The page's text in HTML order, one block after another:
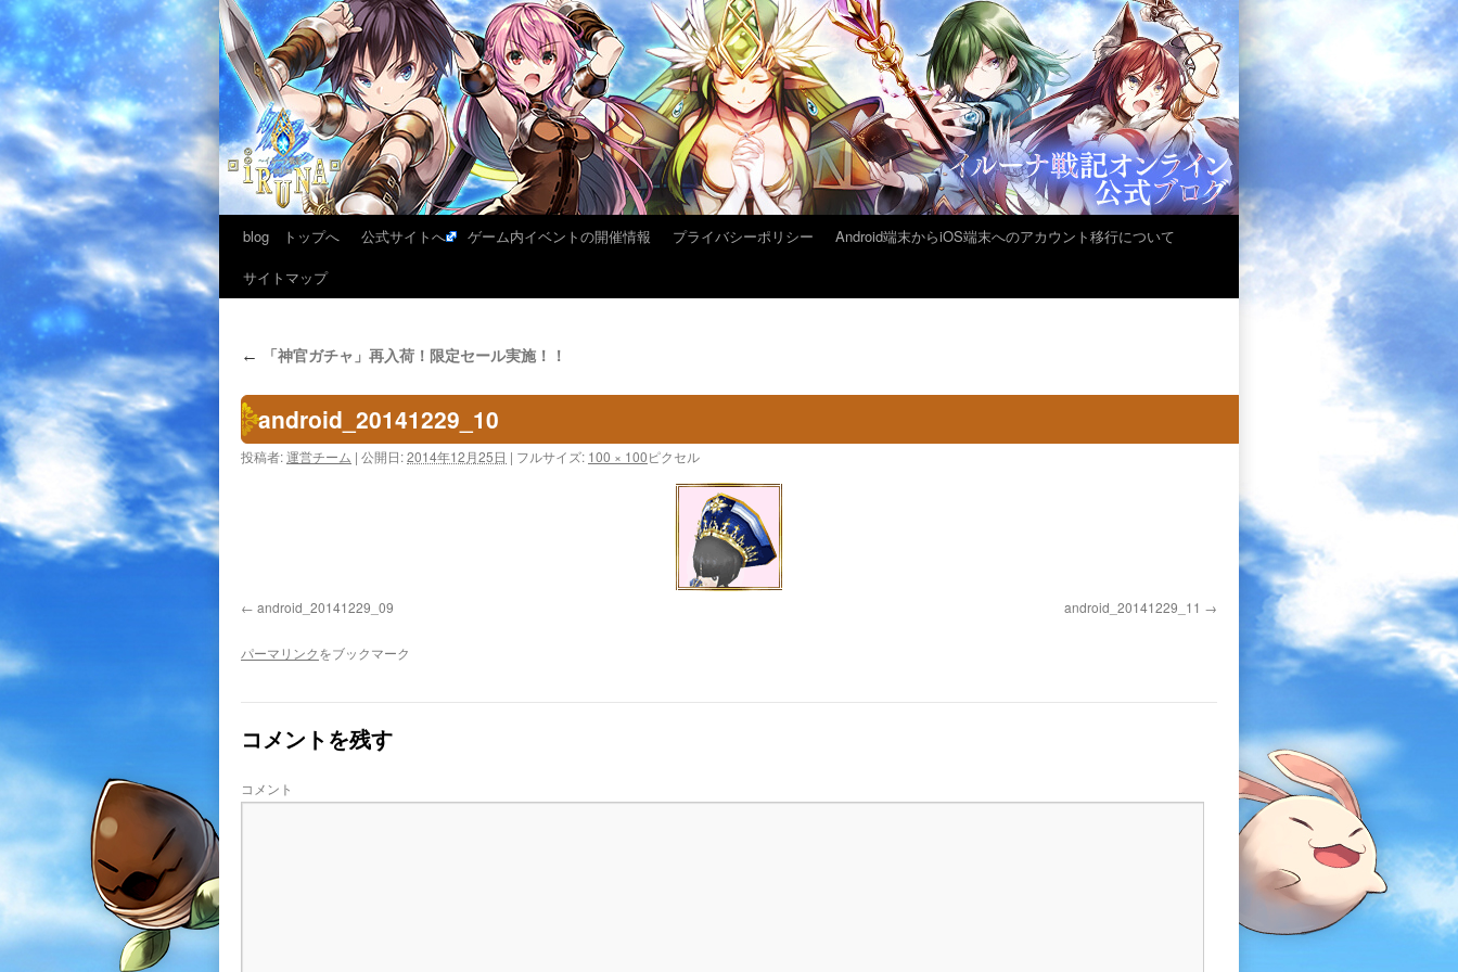
blog トップへ 公式サイトへ ゲーム内イベントの開催情報 プライバシーポリシー
Android端末からiOS端末へのアカウント移行について
サイトマップ
← 「神官ガチャ」再入荷！限定セール実施！！
android_20141229_10
投稿者:運営チーム | 公開日:2014年12月25日 | フルサイズ: 100 × 100ピクセル
android_20141229_09 android_20141229_11
パーマリンクをブックマーク
コメントを残す
コメント